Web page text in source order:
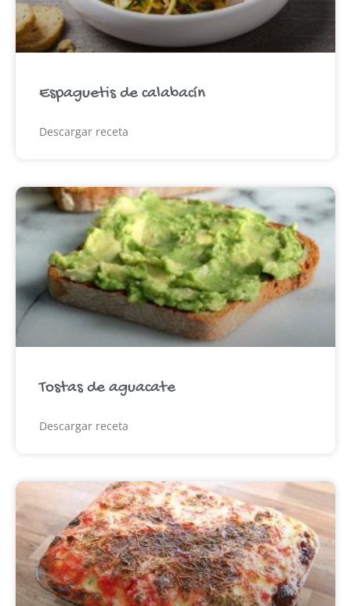
Espaguetis de calabacín
Descargar receta
Tostas de aguacate
Descargar receta